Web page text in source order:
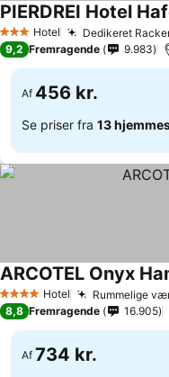
3 StjernerHotel Dedikeret
PIERDREI Hotel
9,2 Fremragende 9.983
Af 456 kr.
Se priser fra 13
4 StjernerHotel Rummelige
ARCOTEL Onyx
8,8 Fremragende 16.905
Af 734 kr.